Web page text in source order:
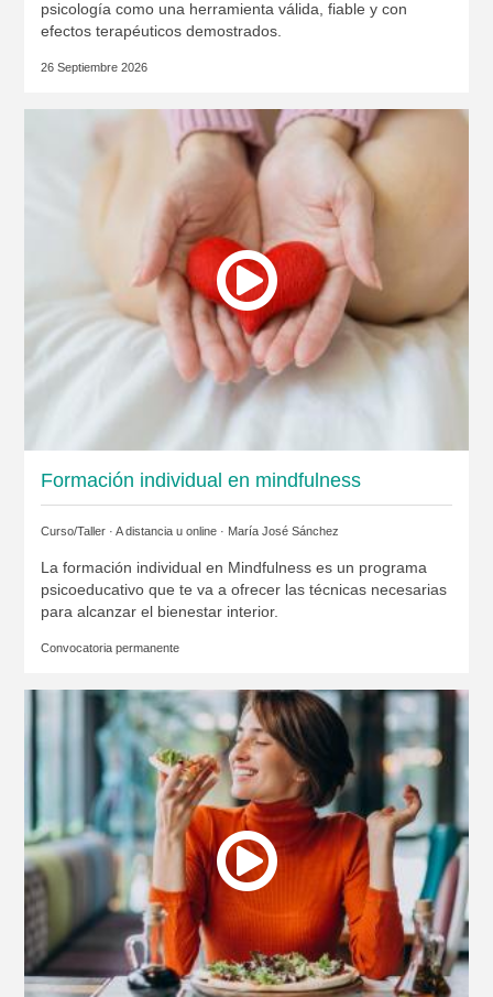
psicología como una herramienta válida, fiable y con
efectos terapéuticos demostrados.
26 Septiembre 2026
Formación individual en mindfulness
Curso/Taller · A distancia u online · María José Sánchez
La formación individual en Mindfulness es un programa
psicoeducativo que te va a ofrecer las técnicas necesarias
para alcanzar el bienestar interior.
Convocatoria permanente